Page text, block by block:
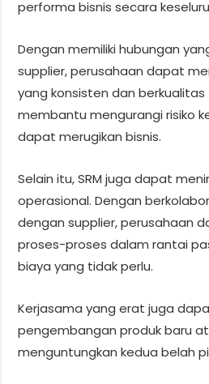
performa bisnis secara
Dengan memiliki hubungan
supplier, perusahaan dapat
yang konsisten dan
membantu mengurangi risiko
dapat merugikan bisnis.
Selain itu, SRM juga dapat
operasional. Dengan
dengan supplier, perusahaan
proses-proses dalam rantai
biaya yang tidak perlu.
Kerjasama yang erat juga
pengembangan produk baru
menguntungkan kedua belah